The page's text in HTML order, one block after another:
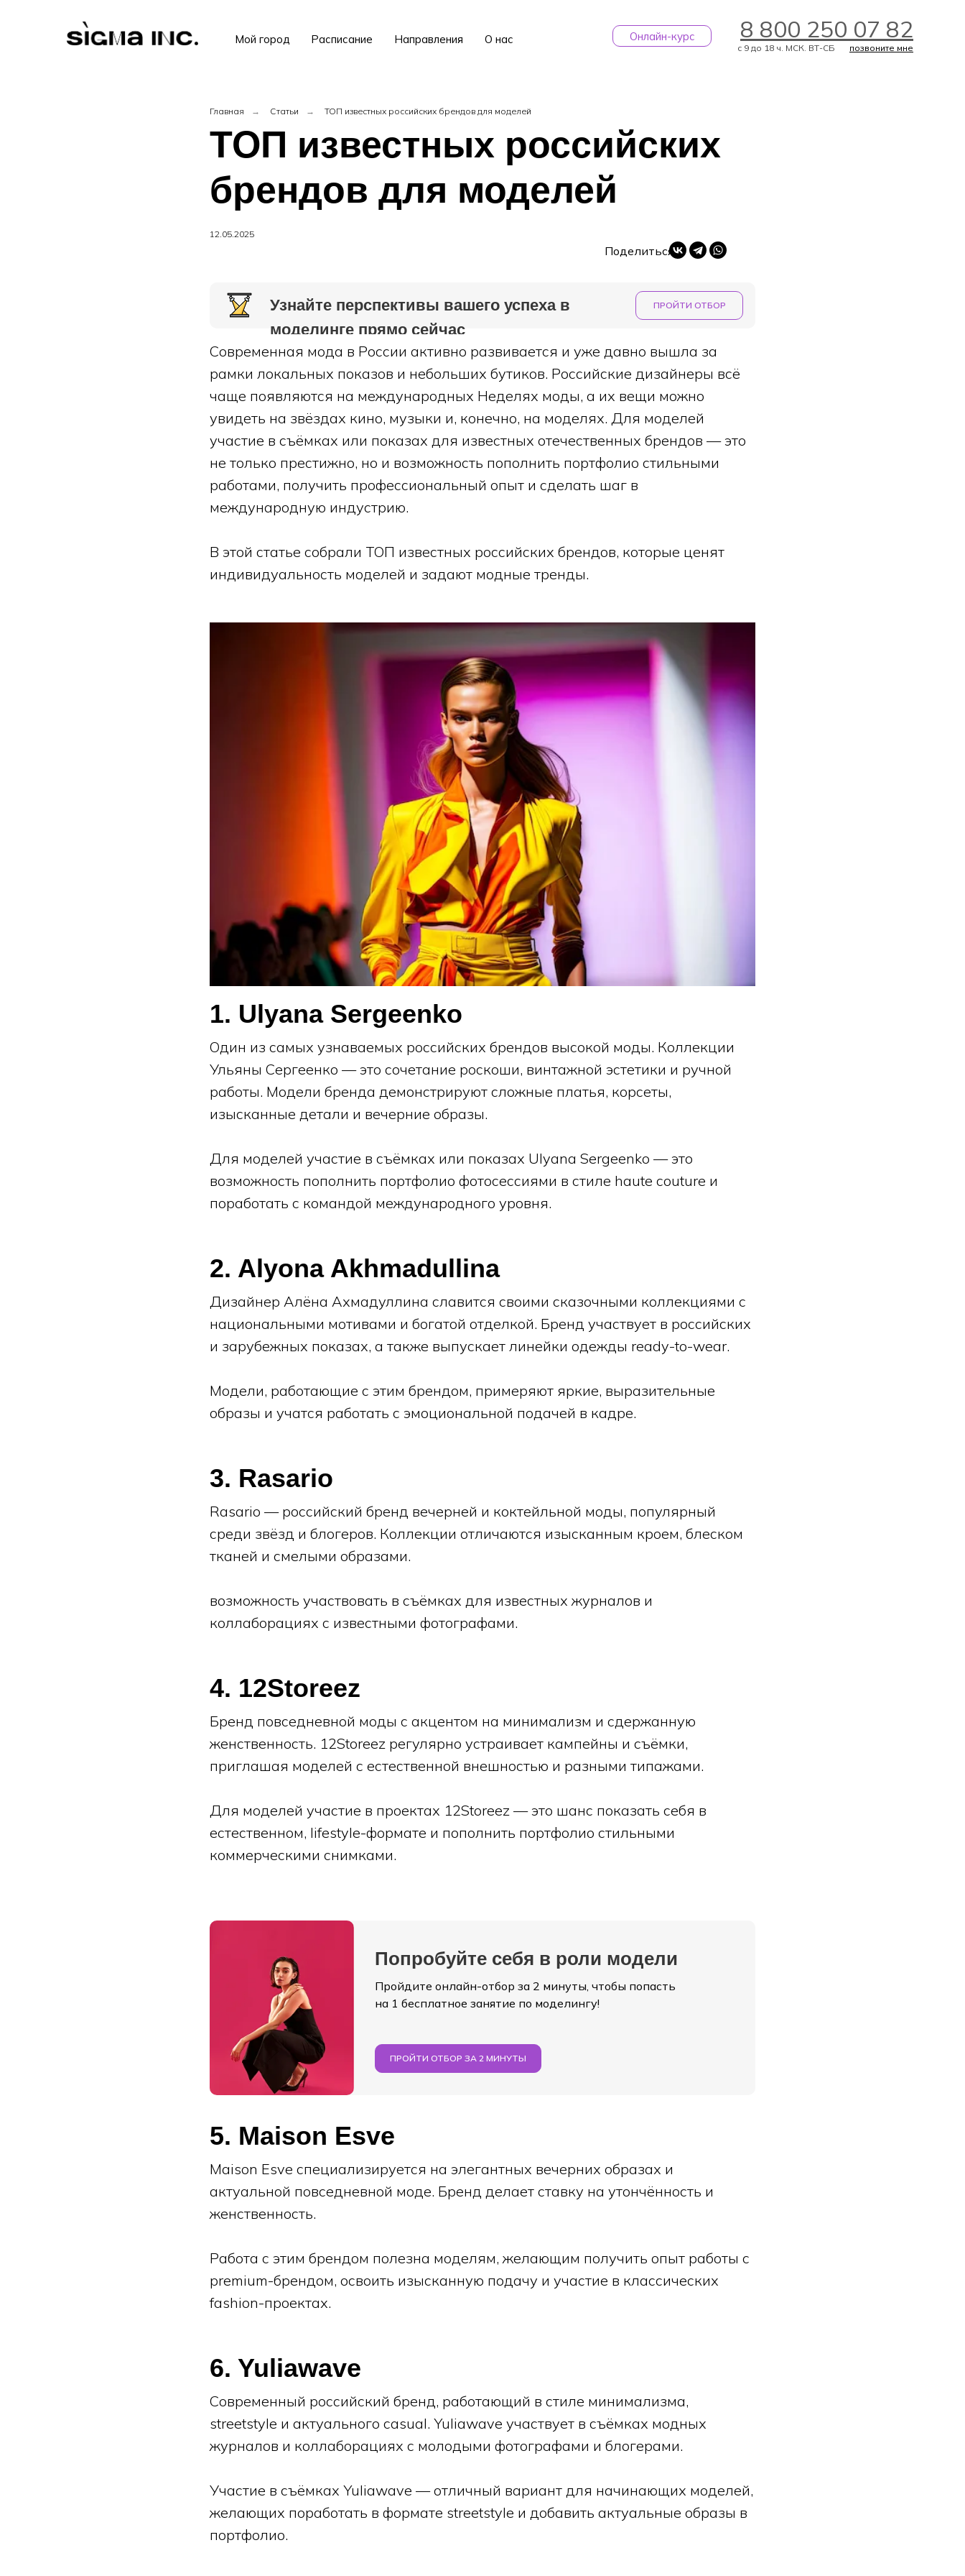
Мой город Расписание Направления О нас Онлайн-курс 8 800 250 07 82
позвоните мне
с 9 до 18 ч. МСК. ВТ-СБ
Главная → Статьи → ТОП известных российских брендов для моделей
ТОП известных российских
брендов для моделей
12.05.2025
Поделиться
ПРОЙТИ ОТБОР
Узнайте перспективы вашего успеха в
моделинге прямо сейчас
Современная мода в России активно развивается и уже давно вышла за
рамки локальных показов и небольших бутиков. Российские дизайнеры всё
чаще появляются на международных Неделях моды, а их вещи можно
увидеть на звёздах кино, музыки и, конечно, на моделях. Для моделей
участие в съёмках или показах для известных отечественных брендов — это
не только престижно, но и возможность пополнить портфолио стильными
работами, получить профессиональный опыт и сделать шаг в
международную индустрию.
В этой статье собрали ТОП известных российских брендов, которые ценят
индивидуальность моделей и задают модные тренды.
1. Ulyana Sergeenko
Один из самых узнаваемых российских брендов высокой моды. Коллекции
Ульяны Сергеенко — это сочетание роскоши, винтажной эстетики и ручной
работы. Модели бренда демонстрируют сложные платья, корсеты,
изысканные детали и вечерние образы.
Для моделей участие в съёмках или показах Ulyana Sergeenko — это
возможность пополнить портфолио фотосессиями в стиле haute couture и
поработать с командой международного уровня.
2. Alyona Akhmadullina
Дизайнер Алёна Ахмадуллина славится своими сказочными коллекциями с
национальными мотивами и богатой отделкой. Бренд участвует в российских
и зарубежных показах, а также выпускает линейки одежды ready-to-wear.
Модели, работающие с этим брендом, примеряют яркие, выразительные
образы и учатся работать с эмоциональной подачей в кадре.
3. Rasario
Rasario — российский бренд вечерней и коктейльной моды, популярный
среди звёзд и блогеров. Коллекции отличаются изысканным кроем, блеском
тканей и смелыми образами.
возможность участвовать в съёмках для известных журналов и
коллаборациях с известными фотографами.
4. 12Storeez
Бренд повседневной моды с акцентом на минимализм и сдержанную
женственность. 12Storeez регулярно устраивает кампейны и съёмки,
приглашая моделей с естественной внешностью и разными типажами.
Для моделей участие в проектах 12Storeez — это шанс показать себя в
естественном, lifestyle-формате и пополнить портфолио стильными
коммерческими снимками.
Попробуйте себя в роли модели
ПРОЙТИ ОТБОР ЗА 2 МИНУТЫ
Пройдите онлайн-отбор за 2 минуты, чтобы попасть
на 1 бесплатное занятие по моделингу!
5. Maison Esve
Maison Esve специализируется на элегантных вечерних образах и
актуальной повседневной моде. Бренд делает ставку на утончённость и
женственность.
Работа с этим брендом полезна моделям, желающим получить опыт работы с
premium-брендом, освоить изысканную подачу и участие в классических
fashion-проектах.
6. Yuliawave
Современный российский бренд, работающий в стиле минимализма,
streetstyle и актуального casual. Yuliawave участвует в съёмках модных
журналов и коллаборациях с молодыми фотографами и блогерами.
Участие в съёмках Yuliawave — отличный вариант для начинающих моделей,
желающих поработать в формате streetstyle и добавить актуальные образы в
портфолио.